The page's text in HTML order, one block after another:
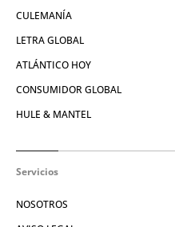
CULEMANÍA
LETRA GLOBAL
ATLÁNTICO HOY
CONSUMIDOR GLOBAL
HULE & MANTEL
Servicios
NOSOTROS